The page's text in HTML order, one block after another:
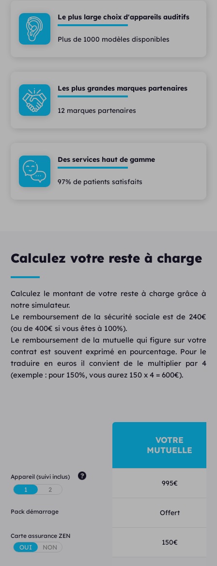
Le plus large choix d'appareils auditifs
Plus de 1000 modèles disponibles
Les plus grandes marques partenaires
12 marques partenaires
Des services haut de gamme
97% de patients satisfaits
Calculez votre reste à charge
Calculez le montant de votre reste à charge grâce à
notre simulateur.
Le remboursement de la sécurité sociale est de 240€
(ou de 400€ si vous êtes à 100%).
Le remboursement de la mutuelle qui figure sur votre
contrat est souvent exprimé en pourcentage. Pour le
traduire en euros il convient de le multiplier par 4
(exemple : pour 150%, vous aurez 150 x 4 = 600€).
VOTRE
MUTUELLE
Appareil (suivi inclus)
995€
Pack démarrage Offert
Carte assurance ZEN
150€